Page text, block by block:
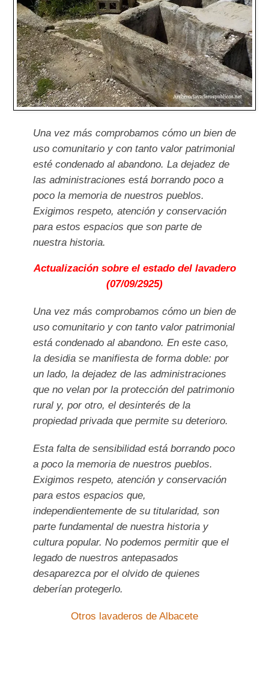
Una vez más comprobamos cómo un bien de
uso comunitario y con tanto valor patrimonial
esté condenado al abandono. La dejadez de
las administraciones está borrando poco a
poco la memoria de nuestros pueblos.
Exigimos respeto, atención y conservación
para estos espacios que son parte de
nuestra historia.
Actualización sobre el estado del lavadero
(07/09/2925)
Una vez más comprobamos cómo un bien de
uso comunitario y con tanto valor patrimonial
está condenado al abandono. En este caso,
la desidia se manifiesta de forma doble: por
un lado, la dejadez de las administraciones
que no velan por la protección del patrimonio
rural y, por otro, el desinterés de la
propiedad privada que permite su deterioro.
Esta falta de sensibilidad está borrando poco
a poco la memoria de nuestros pueblos.
Exigimos respeto, atención y conservación
para estos espacios que,
independientemente de su titularidad, son
parte fundamental de nuestra historia y
cultura popular. No podemos permitir que el
legado de nuestros antepasados
desaparezca por el olvido de quienes
deberían protegerlo.
Otros lavaderos de Albacete